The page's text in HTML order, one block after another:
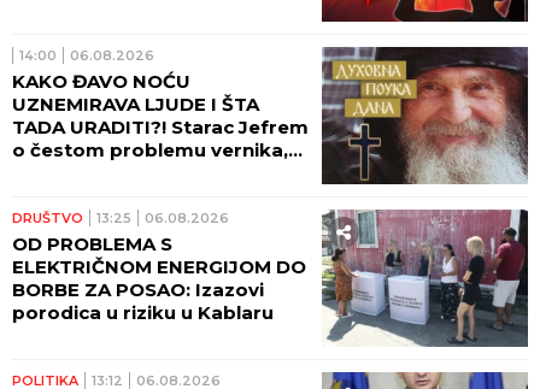
14:00 06.08.2026
KAKO ĐAVO NOĆU
UZNEMIRAVA LJUDE I ŠTA
TADA URADITI?! Starac Jefrem
o čestom problemu vernika,
DRUŠTVO 13:25 06.08.2026
OD PROBLEMA S
ELEKTRIČNOM ENERGIJOM DO
BORBE ZA POSAO: Izazovi
porodica u riziku u Kablaru
POLITIKA 13:12 06.08.2026